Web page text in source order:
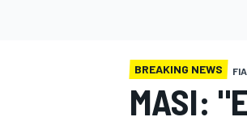
BREAKING NEWS
MASI: